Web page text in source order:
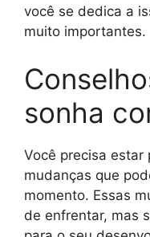
você se dedica a
muito importantes.
sonha
Você precisa estar
mudanças que
momento. Essas
de enfrentar, mas